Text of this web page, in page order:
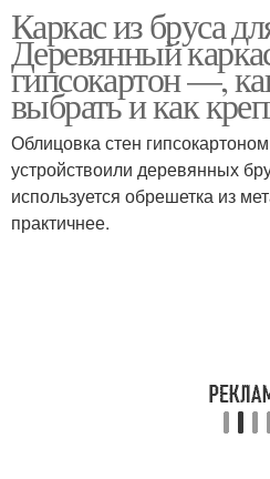
Каркас из бруса
Деревянный
гипсокартон —,
выбрать и как
Облицовка стен
устройствоили деревянных
используется обрешетка из
практичнее.